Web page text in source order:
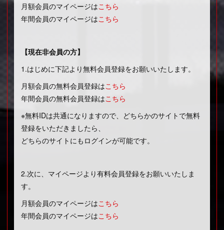
月額会員のマイページはこちら
年間会員のマイページはこちら
【現在非会員の方】
1.はじめに下記より無料会員登録をお願いいたします。
月額会員の無料会員登録はこちら
年間会員の無料会員登録はこちら
※無料IDは共通になりますので、どちらかのサイトで無料
登録をいただきましたら、
どちらのサイトにもログインが可能です。
2.次に、マイページより有料会員登録をお願いいたしま
す。
月額会員のマイページはこちら
年間会員のマイページはこちら